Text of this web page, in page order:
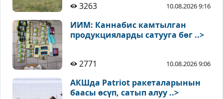
3263 10.08.2026 9:16
ИИМ: Каннабис камтылган
продукцияларды сатууга бөг ..>
2771 10.08.2026 9:06
АКШда Patriot ракеталарынын
баасы өсүп, сатып алуу ..>